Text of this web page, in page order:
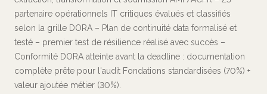
partenaire opérationnels IT critiques évalués et classifiés
selon la grille DORA – Plan de continuité data formalisé et
testé – premier test de résilience réalisé avec succès –
Conformité DORA atteinte avant la deadline : documentation
complète prête pour l'audit Fondations standardisées (70%) +
valeur ajoutée métier (30%).